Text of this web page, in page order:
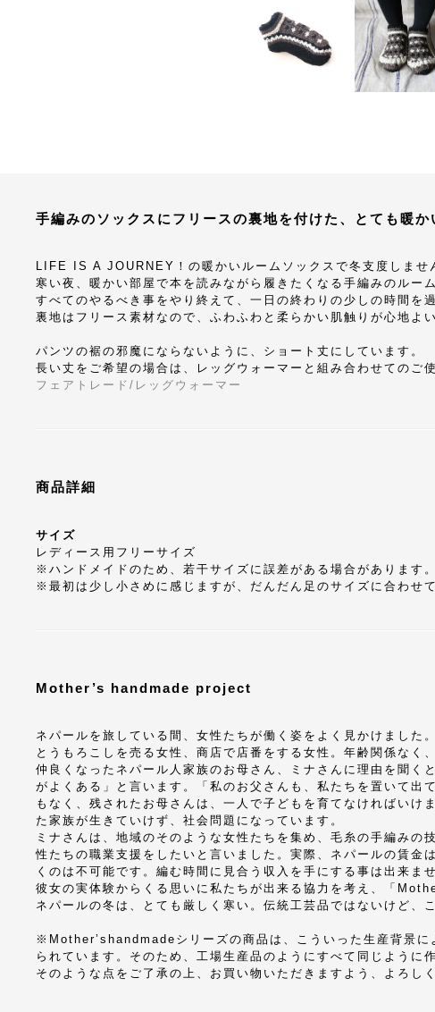
手編みのソックスにフリースの裏地を付けた、とても暖か
LIFE IS A JOURNEY！の暖かいルームソックスで冬支度しませ
寒い夜、暖かい部屋で本を読みながら履きたくなる手編みのルー
すべてのやるべき事をやり終えて、一日の終わりの少しの時間を
裏地はフリース素材なので、ふわふわと柔らかい肌触りが心地よい
パンツの裾の邪魔にならないように、ショート丈にしています。
長い丈をご希望の場合は、レッグウォーマーと組み合わせてのご
フェアトレード/レッグウォーマー
商品詳細
サイズ
レディース用フリーサイズ
※ハンドメイドのため、若干サイズに誤差がある場合があります。
※最初は少し小さめに感じますが、だんだん足のサイズに合わせ
Mother’s handmade project
ネパールを旅している間、女性たちが働く姿をよく見かけました
とうもろこしを売る女性、商店で店番をする女性。年齢関係なく
仲良くなったネパール人家族のお母さん、ミナさんに理由を聞く
がよくある」と言います。「私のお父さんも、私たちを置いて出
もなく、残されたお母さんは、一人で子どもを育てなければいけ
た家族が生きていけず、社会問題になっています。
ミナさんは、地域のそのような女性たちを集め、毛糸の手編み
性たちの職業支援をしたいと言いました。実際、ネパールの賃金
くのは不可能です。編む時間に見合う収入を手にする事は出来ませ
彼女の実体験からくる思いに私たちが出来る協力を考え、「
ネパールの冬は、とても厳しく寒い。伝統工芸品ではないけど、
※Mother’shandmadeシリーズの商品は、こういった生産背景に
られています。そのため、工場生産品のようにすべて同じように
そのような点をご了承の上、お買い物いただきますよう、よろし